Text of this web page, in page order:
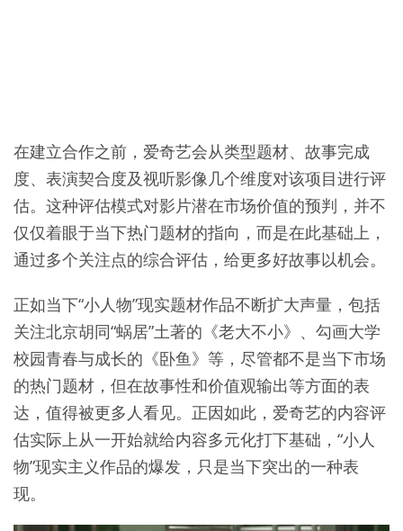
在建立合作之前，爱奇艺会从类型题材、故事完成
度、表演契合度及视听影像几个维度对该项目进行评
估。这种评估模式对影片潜在市场价值的预判，并不
仅仅着眼于当下热门题材的指向，而是在此基础上，
通过多个关注点的综合评估，给更多好故事以机会。
正如当下“小人物”现实题材作品不断扩大声量，包括
关注北京胡同“蜗居”土著的《老大不小》、勾画大学
校园青春与成长的《卧鱼》等，尽管都不是当下市场
的热门题材，但在故事性和价值观输出等方面的表
达，值得被更多人看见。正因如此，爱奇艺的内容评
估实际上从一开始就给内容多元化打下基础，“小人
物”现实主义作品的爆发，只是当下突出的一种表
现。